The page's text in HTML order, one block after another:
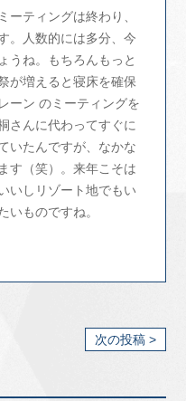
ーティングは終わり、
。人数的には多分、今
うね。もちろんもっと
が増えると寝床を確保
ーン のミーティングを
さんに代わってすぐに
いたんですが、なかな
す（笑）。来年こそは
いしリゾート地でもい
いものですね。
次の投稿 >